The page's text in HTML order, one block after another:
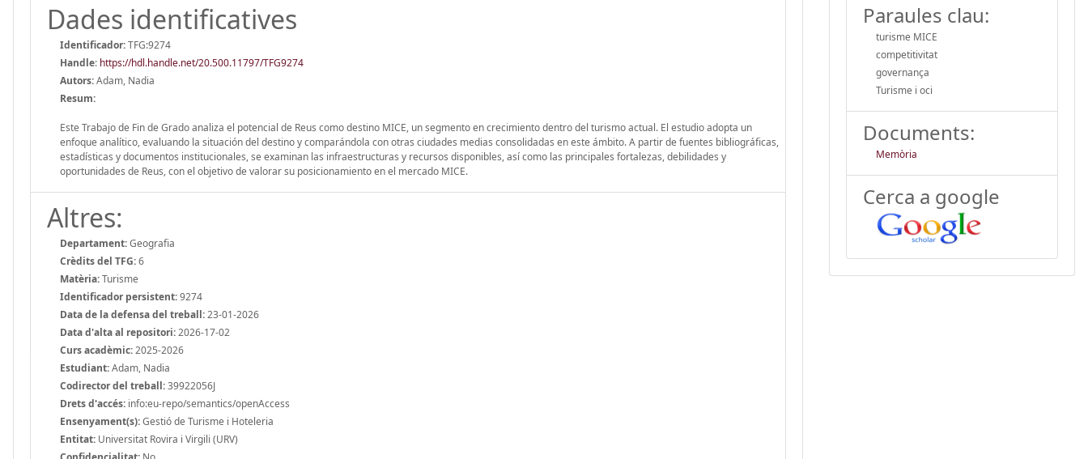
Dades identificatives
Identificador:TFG:9274
Handle: https://hdl.handle.net/20.500.11797/TFG9274
Autors:Adam, Nadia
Resum:
Este Trabajo de Fin de Grado analiza el potencial de Reus como destino MICE, un segmento en crecimiento dentro del turismo actual. El estudio adopta un
enfoque analítico, evaluando la situación del destino y comparándola con otras ciudades medias consolidadas en este ámbito. A partir de fuentes bibliográficas,
estadísticas y documentos institucionales, se examinan las infraestructuras y recursos disponibles, así como las principales fortalezas, debilidades y
oportunidades de Reus, con el objetivo de valorar su posicionamiento en el mercado MICE.
Altres:
Departament:Geografia
Crèdits del TFG:6
Matèria:Turisme
Identificador persistent:9274
Data de la defensa del treball:23-01-2026
Data d'alta al repositori:2026-17-02
Curs acadèmic:2025-2026
Estudiant:Adam, Nadia
Codirector del treball:39922056J
Drets d'accés: info:eu-repo/semantics/openAccess
Ensenyament(s):Gestió de Turisme i Hoteleria
Entitat: Universitat Rovira i Virgili (URV)
Paraules clau:
turisme MICE
competitivitat
governança
Turisme i oci
Documents:
Memòria
Cerca a google